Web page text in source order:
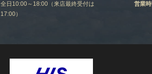
全日10:00～18:00（来店最終受付は
17:00）
営業